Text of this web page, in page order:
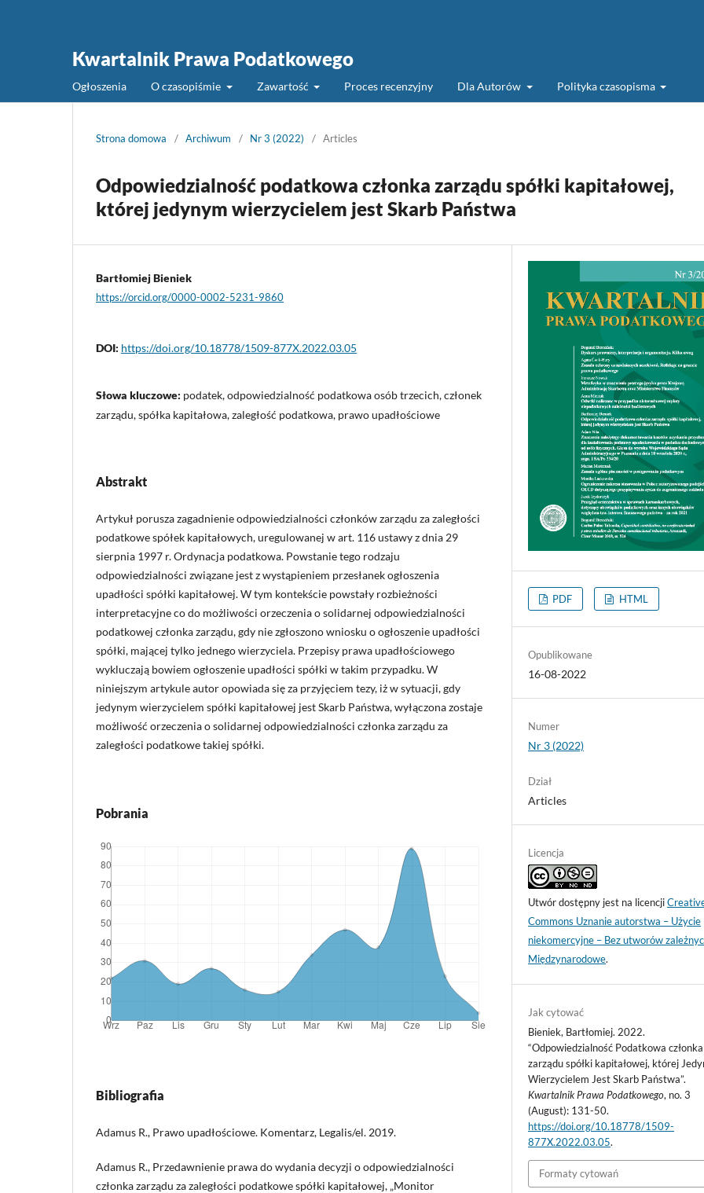
Kwartalnik Prawa Podatkowego
Ogłoszenia O czasopiśmie Zawartość Proces recenzyjny Dla Autorów Polityka czasopisma
Strona domowa / Archiwum / Nr 3 (2022) / Articles
Odpowiedzialność podatkowa członka zarządu spółki kapitałowej,
której jedynym wierzycielem jest Skarb Państwa
Bartłomiej Bieniek
https://orcid.org/0000-0002-5231-9860
DOI: https://doi.org/10.18778/1509-877X.2022.03.05
Słowa kluczowe: podatek, odpowiedzialność podatkowa osób trzecich, członek
zarządu, spółka kapitałowa, zaległość podatkowa, prawo upadłościowe
Abstrakt
Artykuł porusza zagadnienie odpowiedzialności członków zarządu za zaległości
podatkowe spółek kapitałowych, uregulowanej w art. 116 ustawy z dnia 29
sierpnia 1997 r. Ordynacja podatkowa. Powstanie tego rodzaju
odpowiedzialności związane jest z wystąpieniem przesłanek ogłoszenia
upadłości spółki kapitałowej. W tym kontekście powstały rozbieżności
interpretacyjne co do możliwości orzeczenia o solidarnej odpowiedzialności
podatkowej członka zarządu, gdy nie zgłoszono wniosku o ogłoszenie upadłości
spółki, mającej tylko jednego wierzyciela. Przepisy prawa upadłościowego
wykluczają bowiem ogłoszenie upadłości spółki w takim przypadku. W
niniejszym artykule autor opowiada się za przyjęciem tezy, iż w sytuacji, gdy
jedynym wierzycielem spółki kapitałowej jest Skarb Państwa, wyłączona zostaje
możliwość orzeczenia o solidarnej odpowiedzialności członka zarządu za
zaległości podatkowe takiej spółki.
Pobrania
Bibliografia
Adamus R., Prawo upadłościowe. Komentarz, Legalis/el. 2019.
Adamus R., Przedawnienie prawa do wydania decyzji o odpowiedzialności
członka zarządu za zaległości podatkowe spółki kapitałowej, „Monitor
PDF HTML
Opublikowane
16-08-2022
Numer
Nr 3 (2022)
Dział
Articles
Licencja
Utwór dostępny jest na licencji
Commons Uznanie autorstwa – Użycie
niekomercyjne – Bez utworów
Międzynarodowe.
Jak cytować
Bieniek, Bartłomiej. 2022.
“Odpowiedzialność Podatkowa członka
zarządu spółki kapitałowej, której
Wierzycielem Jest Skarb Państwa”.
Kwartalnik Prawa Podatkowego, no. 3
(August): 131-50.
https://doi.org/10.18778/1509-
877X.2022.03.05.
Formaty cytowań